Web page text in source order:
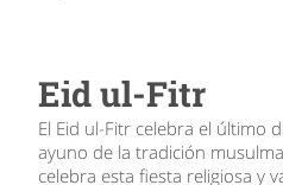
Eid ul-Fitr
El Eid ul-Fitr celebra el último
ayuno de la tradición
celebra esta fiesta religiosa y